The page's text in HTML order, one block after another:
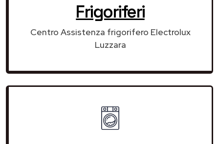
Frigoriferi
Centro Assistenza frigorifero Electrolux
Luzzara